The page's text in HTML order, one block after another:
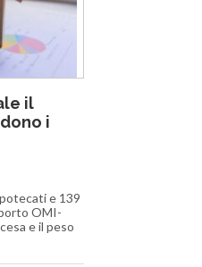
il
i
e 139
OMI-
e il peso